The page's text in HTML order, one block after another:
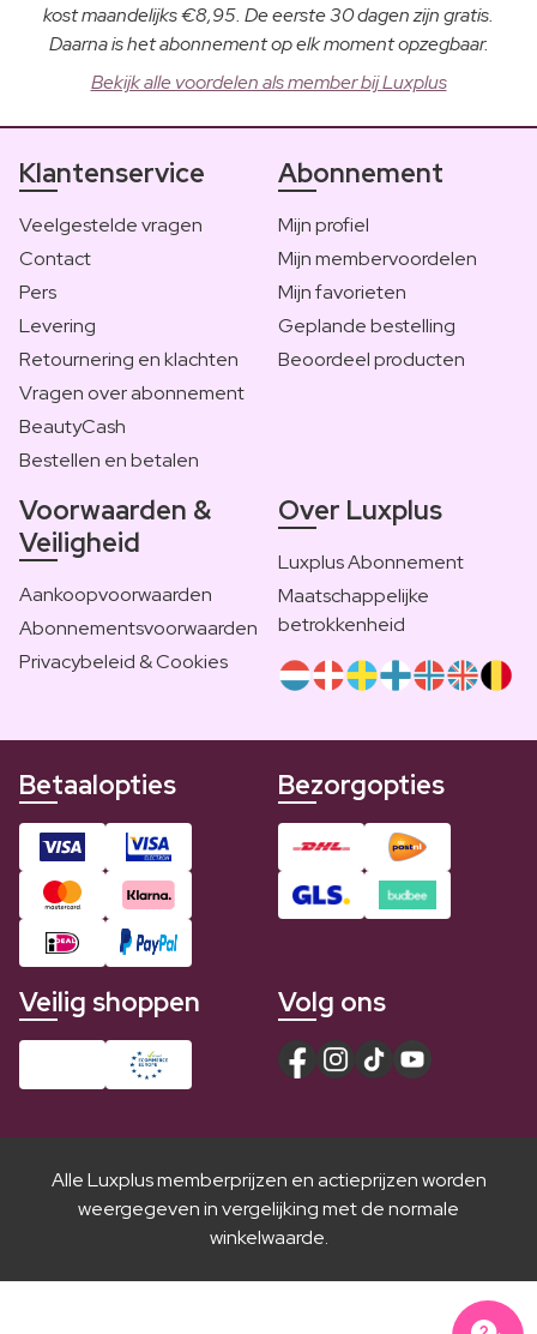
kost maandelijks €8,95. De eerste 30 dagen zijn gratis.
Daarna is het abonnement op elk moment opzegbaar.
Bekijk alle voordelen als member bij Luxplus
Klantenservice
Veelgestelde vragen
Contact
Pers
Levering
Retournering en klachten
Vragen over abonnement
BeautyCash
Bestellen en betalen
Abonnement
Mijn profiel
Mijn membervoordelen
Mijn favorieten
Geplande bestelling
Beoordeel producten
Voorwaarden &
Veiligheid
Aankoopvoorwaarden
Abonnementsvoorwaarden
Privacybeleid & Cookies
Over Luxplus
Luxplus Abonnement
Maatschappelijke
betrokkenheid
Betaalopties Bezorgopties
Veilig shoppen Volg ons
Alle Luxplus memberprijzen en actieprijzen worden
weergegeven in vergelijking met de normale
winkelwaarde.